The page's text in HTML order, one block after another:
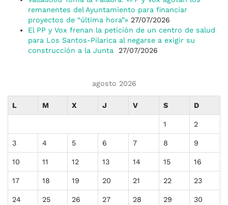
remanentes del Ayuntamiento para financiar
proyectos de “última hora”» 27/07/2026
El PP y Vox frenan la petición de un centro de salud
para Los Santos-Pilarica al negarse a exigir su
construcción a la Junta
27/07/2026
agosto 2026
L M X J V S D
1 2
3 4 5 6 7 8 9
10 11 12 13 14 15 16
17 18 19 20 21 22 23
24 25 26 27 28 29 30